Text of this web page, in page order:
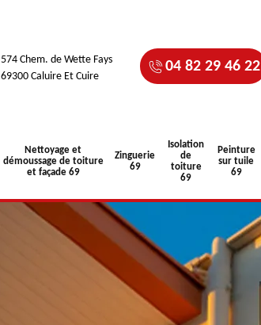
574 Chem. de Wette Fays
69300 Caluire Et Cuire
04 82 29 46 22
Nettoyage et
démoussage de toiture
et façade 69
Zinguerie
69
Isolation
de
toiture
69
Peinture
sur tuile
69